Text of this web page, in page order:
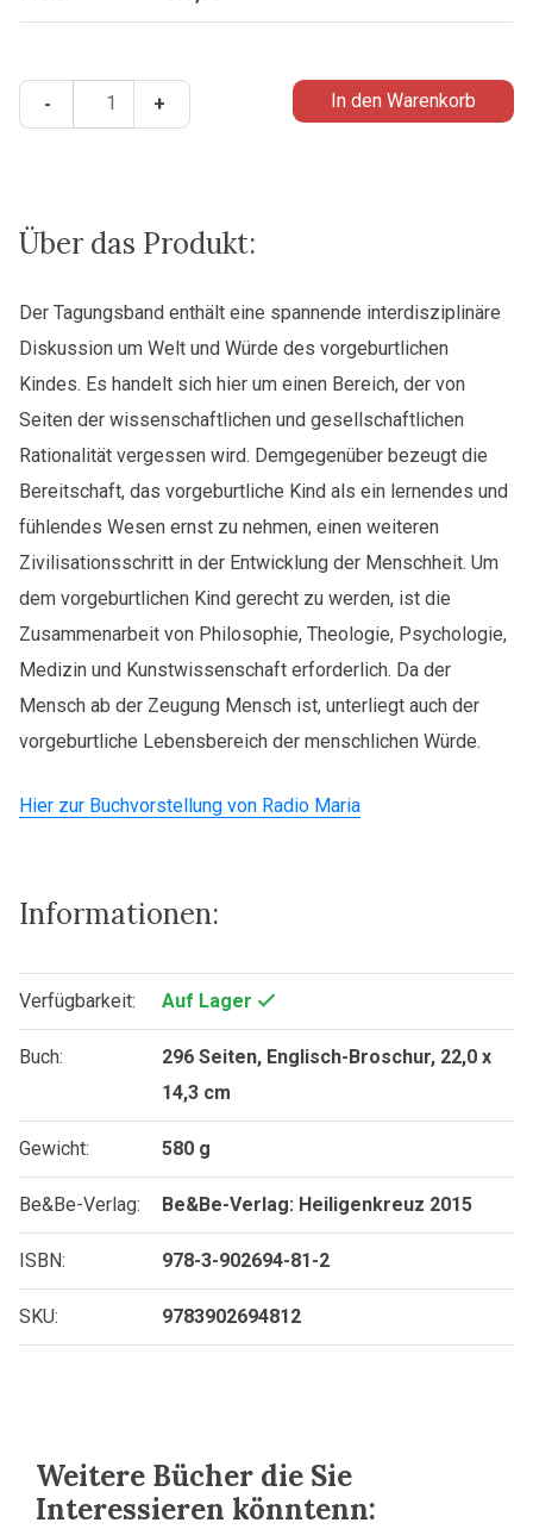
-
Mein
und
vorgeburtlichen
Kindes
Menge
+ In den Warenkorb
Über das Produkt:
Der Tagungsband enthält eine spannende interdisziplinäre
Diskussion um Welt und Würde des vorgeburtlichen
Kindes. Es handelt sich hier um einen Bereich, der von
Seiten der wissenschaftlichen und gesellschaftlichen
Rationalität vergessen wird. Demgegenüber bezeugt die
Bereitschaft, das vorgeburtliche Kind als ein lernendes und
fühlendes Wesen ernst zu nehmen, einen weiteren
Zivilisationsschritt in der Entwicklung der Menschheit. Um
dem vorgeburtlichen Kind gerecht zu werden, ist die
Zusammenarbeit von Philosophie, Theologie, Psychologie,
Medizin und Kunstwissenschaft erforderlich. Da der
Mensch ab der Zeugung Mensch ist, unterliegt auch der
vorgeburtliche Lebensbereich der menschlichen Würde.
Hier zur Buchvorstellung von Radio Maria
Informationen:
Verfügbarkeit: Auf Lager
Buch:
296 Seiten, Englisch-Broschur, 22,0 x
14,3 cm
Gewicht: 580 g
Be&Be-Verlag: Be&Be-Verlag: Heiligenkreuz 2015
ISBN: 978-3-902694-81-2
SKU: 9783902694812
Weitere Bücher die Sie
Interessieren könntenn: